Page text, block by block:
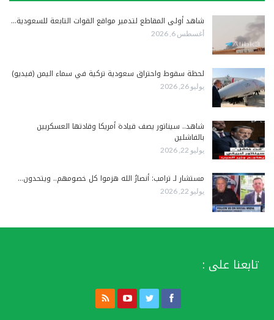
شاهد أولى المقاطع لتدمير مواقع القوات التابعة للسعودية…
أغسطس 6, 2026
لحظة سقوط واحتراق سعودية تركية في سماء اليمن (فيديو)
يوليو 26, 2026
شاهد.. سيناتور يصف قيادة أمريكا وقادتها العسكريين
بالفاشلين
يوليو 22, 2026
مستشار لـ ترامب: أنصارُ الله هزموا كل خصومهم.. ويتحدون…
يوليو 22, 2026
تابعنا على :